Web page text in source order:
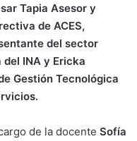
Tapia Asesor y
de ACES,
del sector
INA y Ericka
Gestión Tecnológica
de la docente Sofía